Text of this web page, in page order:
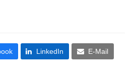
LinkedIn E-Mail